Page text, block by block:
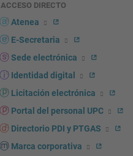
ACCESO DIRECTO
Atenea
E-Secretaria
Sede electrónica
Identidad digital
Licitación electrónica
Portal del personal UPC
Directorio PDI y PTGAS
Marca corporativa